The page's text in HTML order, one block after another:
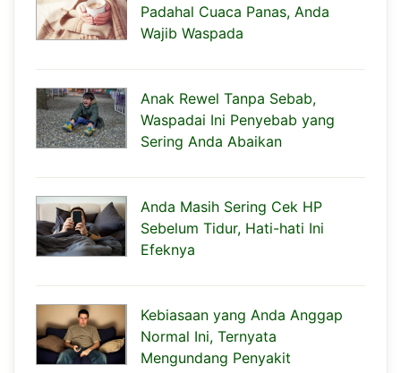
Padahal Cuaca Panas, Anda
Wajib Waspada
Anak Rewel Tanpa Sebab,
Waspadai Ini Penyebab yang
Sering Anda Abaikan
Anda Masih Sering Cek HP
Sebelum Tidur, Hati-hati Ini
Efeknya
Kebiasaan yang Anda Anggap
Normal Ini, Ternyata
Mengundang Penyakit